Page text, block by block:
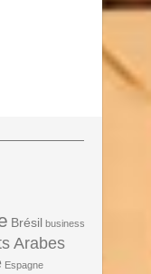
Brésil business
Arabes
Espagne